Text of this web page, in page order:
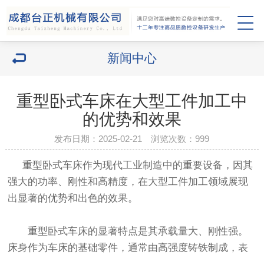
新闻中心
重型卧式车床在大型工件加工中
的优势和效果
发布日期：2025-02-21 浏览次数： 999
重型卧式车床作为现代工业制造中的重要设备，因其
强大的功率、刚性和高精度，在大型工件加工领域展现
出显著的优势和出色的效果。
重型卧式车床的显著特点是其承载量大、刚性强。
床身作为车床的基础零件，通常由高强度铸铁制成，表